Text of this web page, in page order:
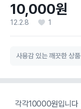
10,000원
12.2.8 1
사용감 있는 깨끗한 상품
각각10000원입니다